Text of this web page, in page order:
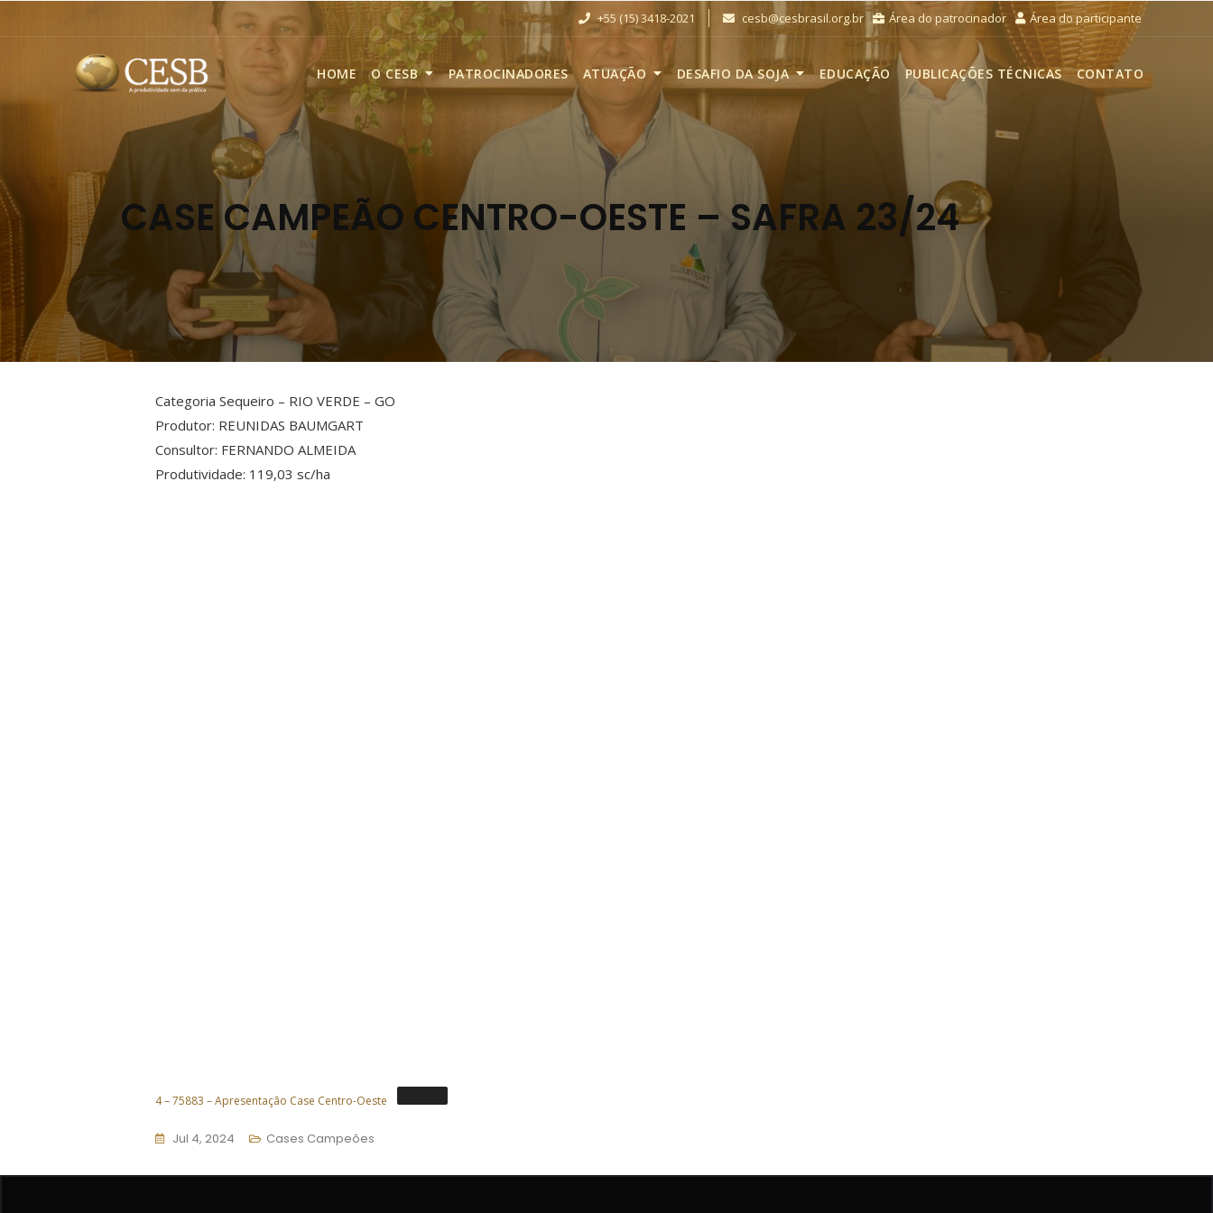
+55 (15) 3418-2021 cesb@cesbrasil.org.br Área do patrocinador Área do participante
HOME O CESB PATROCINADORES ATUAÇÃO DESAFIO DA SOJA EDUCAÇÃO PUBLICAÇÕES TÉCNICAS CONTATO
CASE CAMPEÃO CENTRO-OESTE – SAFRA 23/24
Categoria Sequeiro – RIO VERDE – GO
Produtor: REUNIDAS BAUMGART
Consultor: FERNANDO ALMEIDA
Produtividade: 119,03 sc/ha
4 – 75883 – Apresentação Case Centro-Oeste
Jul 4, 2024 Cases Campeões